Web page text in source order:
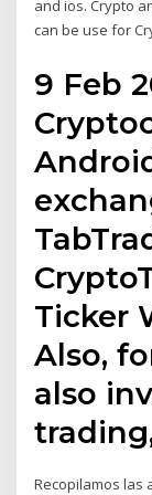
and ios. Crypto
can be use for
9 Feb
Ticker
Also,
also
Recopilamos las